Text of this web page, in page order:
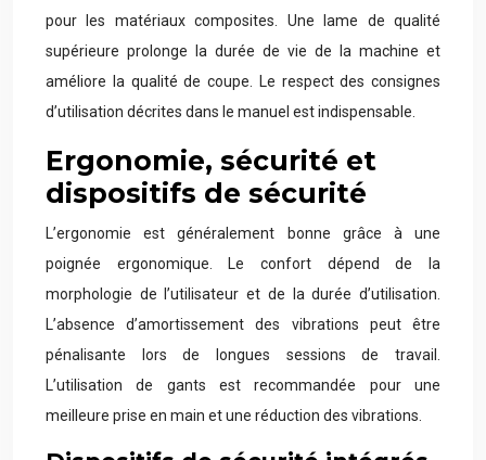
pour les matériaux composites. Une lame de qualité
supérieure prolonge la durée de vie de la machine et
améliore la qualité de coupe. Le respect des consignes
d’utilisation décrites dans le manuel est indispensable.
Ergonomie, sécurité et
dispositifs de sécurité
L’ergonomie est généralement bonne grâce à une
poignée ergonomique. Le confort dépend de la
morphologie de l’utilisateur et de la durée d’utilisation.
L’absence d’amortissement des vibrations peut être
pénalisante lors de longues sessions de travail.
L’utilisation de gants est recommandée pour une
meilleure prise en main et une réduction des vibrations.